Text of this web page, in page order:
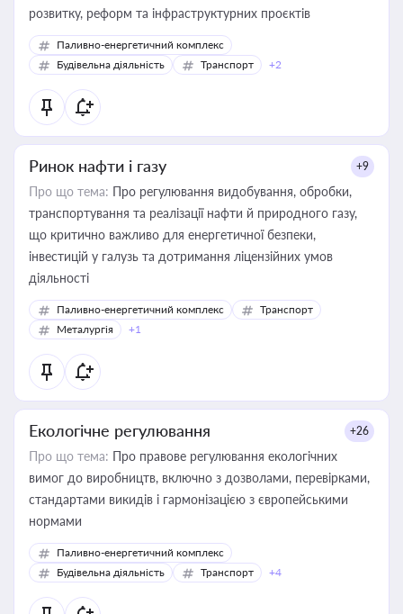
розвитку, реформ та інфраструктурних проєктів
Паливно-енергетичний комплекс
Будівельна діяльність
Транспорт +2
Ринок нафти і газу +9
Про що тема: Про регулювання видобування, обробки,
транспортування та реалізації нафти й природного газу,
що критично важливо для енергетичної безпеки,
інвестицій у галузь та дотримання ліцензійних умов
діяльності
Паливно-енергетичний комплекс
Транспорт
Металургія
+1
Екологічне регулювання +26
Про що тема: Про правове регулювання екологічних
вимог до виробництв, включно з дозволами, перевірками,
стандартами викидів і гармонізацією з європейськими
нормами
Паливно-енергетичний комплекс
Будівельна діяльність
Транспорт +4